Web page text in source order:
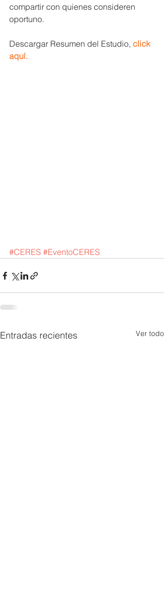
compartir con quienes consideren
oportuno.
Descargar Resumen del Estudio, click
aquí.
#CERES #EventoCERES
Entradas recientes Ver todo